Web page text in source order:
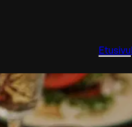
Etusivu